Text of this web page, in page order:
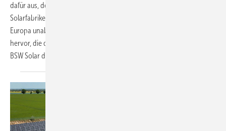
dafür aus, den Absatz von Solarmodulen aus heimischen
Solarfabriken für einen begrenzten Zeitraum gezielt zu fördern, um
Europa unabhängiger zu machen. Das geht aus einer Befragung
hervor, die das Meinungsforschungsinstitut Yougov im Auftrag des
BSW Solardurchführte.